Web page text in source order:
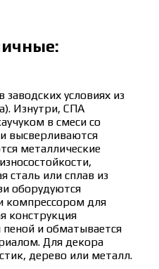
условиях из
Изнутри, СПА
в смеси со
высверливаются
металлические
сталь или сплав из
оборудуются
компрессором для
конструкция
и обматывается
Для декора
дерево или металл.